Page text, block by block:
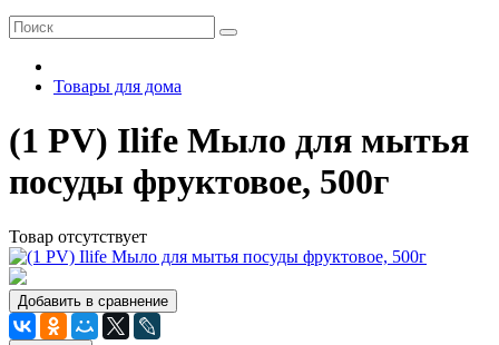
Товары для дома
(1 PV) Ilife Мыло для мытья
посуды фруктовое, 500г
Товар отсутствует
Добавить в сравнение